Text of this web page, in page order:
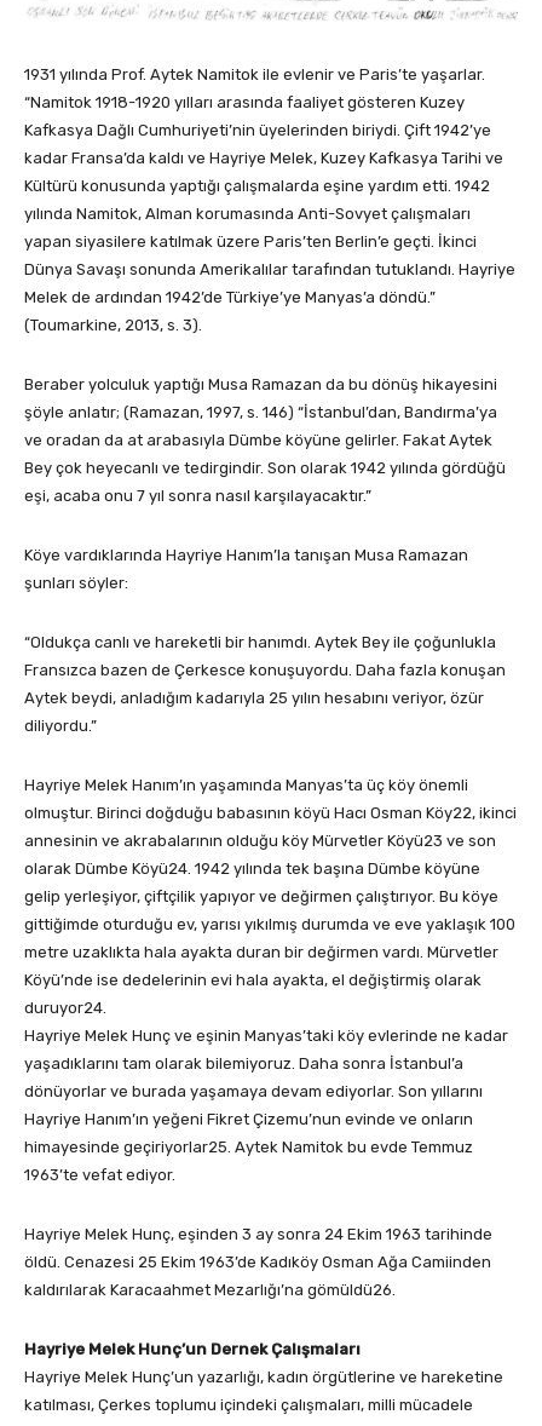
1931 yılında Prof. Aytek Namitok ile evlenir ve Paris’te yaşarlar.
“Namitok 1918-1920 yılları arasında faaliyet gösteren Kuzey
Kafkasya Dağlı Cumhuriyeti’nin üyelerinden biriydi. Çift 1942’ye
kadar Fransa’da kaldı ve Hayriye Melek, Kuzey Kafkasya Tarihi ve
Kültürü konusunda yaptığı çalışmalarda eşine yardım etti. 1942
yılında Namitok, Alman korumasında Anti-Sovyet çalışmaları
yapan siyasilere katılmak üzere Paris’ten Berlin’e geçti. İkinci
Dünya Savaşı sonunda Amerikalılar tarafından tutuklandı. Hayriye
Melek de ardından 1942’de Türkiye’ye Manyas’a döndü.”
(Toumarkine, 2013, s. 3).
Beraber yolculuk yaptığı Musa Ramazan da bu dönüş hikayesini
şöyle anlatır; (Ramazan, 1997, s. 146) “İstanbul’dan, Bandırma’ya
ve oradan da at arabasıyla Dümbe köyüne gelirler. Fakat Aytek
Bey çok heyecanlı ve tedirgindir. Son olarak 1942 yılında gördüğü
eşi, acaba onu 7 yıl sonra nasıl karşılayacaktır.”
Köye vardıklarında Hayriye Hanım’la tanışan Musa Ramazan
şunları söyler:
“Oldukça canlı ve hareketli bir hanımdı. Aytek Bey ile çoğunlukla
Fransızca bazen de Çerkesce konuşuyordu. Daha fazla konuşan
Aytek beydi, anladığım kadarıyla 25 yılın hesabını veriyor, özür
diliyordu.”
Hayriye Melek Hanım’ın yaşamında Manyas’ta üç köy önemli
olmuştur. Birinci doğduğu babasının köyü Hacı Osman Köy22, ikinci
annesinin ve akrabalarının olduğu köy Mürvetler Köyü23 ve son
olarak Dümbe Köyü24. 1942 yılında tek başına Dümbe köyüne
gelip yerleşiyor, çiftçilik yapıyor ve değirmen çalıştırıyor. Bu köye
gittiğimde oturduğu ev, yarısı yıkılmış durumda ve eve yaklaşık 100
metre uzaklıkta hala ayakta duran bir değirmen vardı. Mürvetler
Köyü’nde ise dedelerinin evi hala ayakta, el değiştirmiş olarak
duruyor24.
Hayriye Melek Hunç ve eşinin Manyas’taki köy evlerinde ne kadar
yaşadıklarını tam olarak bilemiyoruz. Daha sonra İstanbul’a
dönüyorlar ve burada yaşamaya devam ediyorlar. Son yıllarını
Hayriye Hanım’ın yeğeni Fikret Çizemu’nun evinde ve onların
himayesinde geçiriyorlar25. Aytek Namitok bu evde Temmuz
1963’te vefat ediyor.
Hayriye Melek Hunç, eşinden 3 ay sonra 24 Ekim 1963 tarihinde
öldü. Cenazesi 25 Ekim 1963’de Kadıköy Osman Ağa Camiinden
kaldırılarak Karacaahmet Mezarlığı’na gömüldü26.
Hayriye Melek Hunç’un Dernek Çalışmaları
Hayriye Melek Hunç’un yazarlığı, kadın örgütlerine ve hareketine
katılması, Çerkes toplumu içindeki çalışmaları, milli mücadele